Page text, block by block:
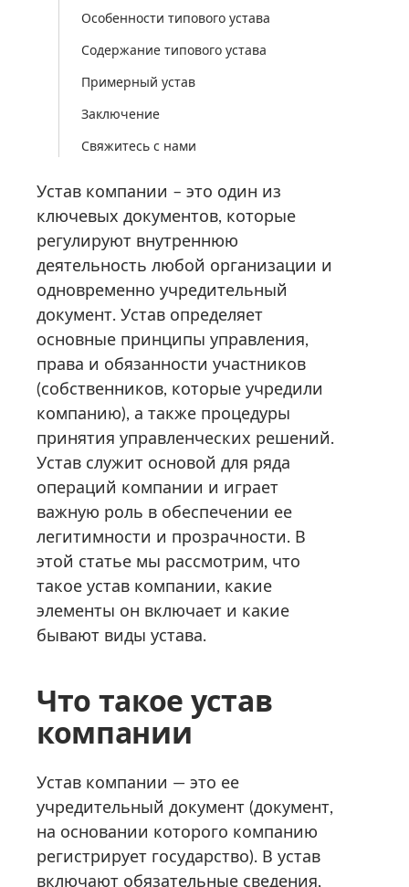
Особенности типового устава
Содержание типового устава
Примерный устав
Заключение
Свяжитесь с нами
Устав компании – это один из
ключевых документов, которые
регулируют внутреннюю
деятельность любой организации и
одновременно учредительный
документ. Устав определяет
основные принципы управления,
права и обязанности участников
(собственников, которые учредили
компанию), а также процедуры
принятия управленческих решений.
Устав служит основой для ряда
операций компании и играет
важную роль в обеспечении ее
легитимности и прозрачности. В
этой статье мы рассмотрим, что
такое устав компании, какие
элементы он включает и какие
бывают виды устава.
Что такое устав
компании
Устав компании — это ее
учредительный документ (документ,
на основании которого компанию
регистрирует государство). В устав
включают обязательные сведения,